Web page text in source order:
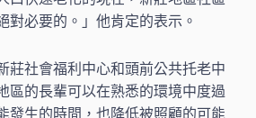
對必要的。」他肯定的表示。
莊社會福利中心和頭前公共托老中
區的長輩可以在熟悉的環境中度過
發生的時間，也降低被照顧的可能